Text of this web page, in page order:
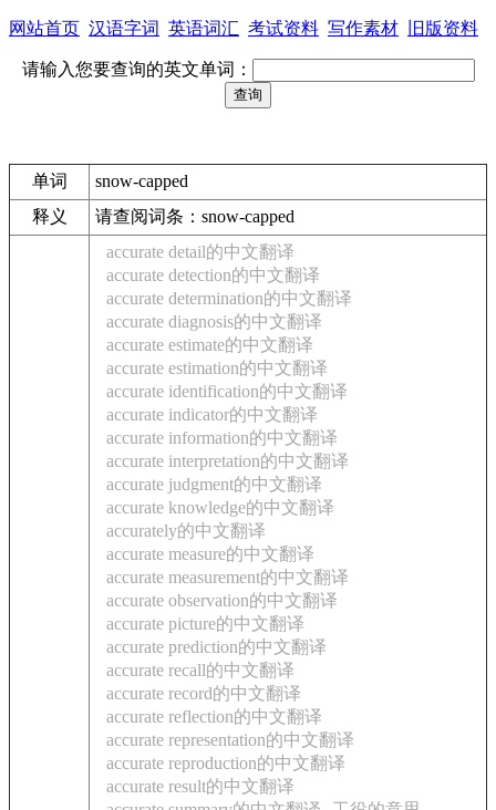
网站首页 汉语字词 英语词汇 考试资料 写作素材 旧版资料
请输入您要查询的英文单词：
单词
snow-capped
释义
请查阅词条：snow-capped
accurate detail的中文翻译
accurate detection的中文翻译
accurate determination的中文翻译
accurate diagnosis的中文翻译
accurate estimate的中文翻译
accurate estimation的中文翻译
accurate identification的中文翻译
accurate indicator的中文翻译
accurate information的中文翻译
accurate interpretation的中文翻译
accurate judgment的中文翻译
accurate knowledge的中文翻译
accurately的中文翻译
accurate measure的中文翻译
accurate measurement的中文翻译
accurate observation的中文翻译
accurate picture的中文翻译
accurate prediction的中文翻译
accurate recall的中文翻译
accurate record的中文翻译
accurate reflection的中文翻译
accurate representation的中文翻译
accurate reproduction的中文翻译
accurate result的中文翻译